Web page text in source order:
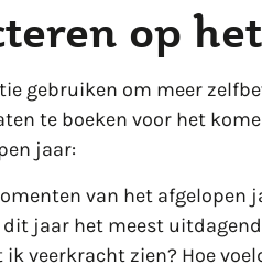
op
gebruiken om meer
te boeken voor het
jaar:
van het afgelopen
dit jaar het meest
ik veerkracht zien? Hoe